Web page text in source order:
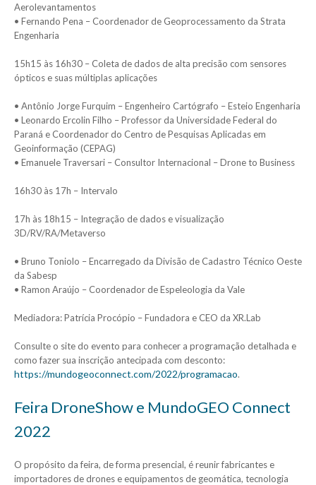
Aerolevantamentos
• Fernando Pena – Coordenador de Geoprocessamento da Strata
Engenharia
15h15 às 16h30 – Coleta de dados de alta precisão com sensores
ópticos e suas múltiplas aplicações
• Antônio Jorge Furquim – Engenheiro Cartógrafo – Esteio Engenharia
• Leonardo Ercolin Filho – Professor da Universidade Federal do
Paraná e Coordenador do Centro de Pesquisas Aplicadas em
Geoinformação (CEPAG)
• Emanuele Traversari – Consultor Internacional – Drone to Business
16h30 às 17h – Intervalo
17h às 18h15 – Integração de dados e visualização
3D/RV/RA/Metaverso
• Bruno Toniolo – Encarregado da Divisão de Cadastro Técnico Oeste
da Sabesp
• Ramon Araújo – Coordenador de Espeleologia da Vale
Mediadora: Patrícia Procópio – Fundadora e CEO da XR.Lab
Consulte o site do evento para conhecer a programação detalhada e
como fazer sua inscrição antecipada com desconto:
https://mundogeoconnect.com/2022/programacao.
Feira DroneShow e MundoGEO Connect
2022
O propósito da feira, de forma presencial, é reunir fabricantes e
importadores de drones e equipamentos de geomática, tecnologia